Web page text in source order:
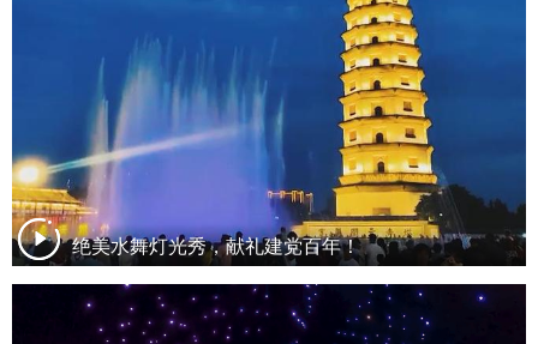
绝美水舞灯光秀，献礼建党百年！